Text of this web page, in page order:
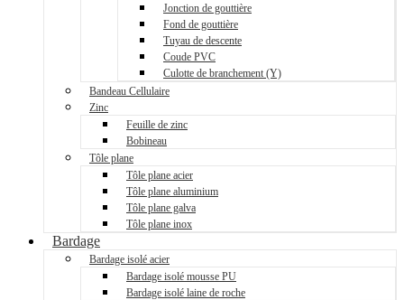
Jonction de gouttière
Fond de gouttière
Tuyau de descente
Coude PVC
Culotte de branchement (Y)
Bandeau Cellulaire
Zinc
Feuille de zinc
Bobineau
Tôle plane
Tôle plane acier
Tôle plane aluminium
Tôle plane galva
Tôle plane inox
Bardage
Bardage isolé acier
Bardage isolé mousse PU
Bardage isolé laine de roche